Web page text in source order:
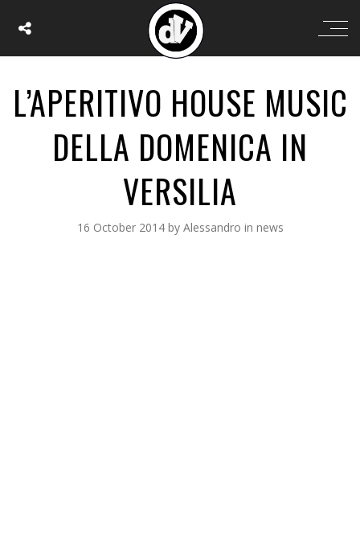
L’APERITIVO HOUSE MUSIC
DELLA DOMENICA IN
VERSILIA
16 October 2014 by Alessandro in news